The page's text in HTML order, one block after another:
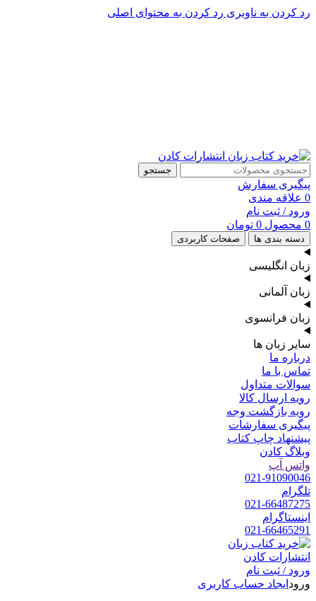
رد کردن به ناوبری رد کردن به محتوای اصلی
جستجو
پیگیری سفارش
0 علاقه مندی
ورود / ثبت نام
0 محصول 0 تومان
دسته بندی ها صفحات کاربردی
زبان انگلیسی
زبان آلمانی
زبان فرانسوی
سایر زبان ها
درباره ما
تماس با ما
سوالات متداول
رویه ارسال کالا
رویه بازگشت وجه
پیگیری سفارشات
پیشنهاد چاپ کتاب
وبلاگ کادن
واتس آپ
021-91090046
تلگرام
021-66487275
اینستاگرام
021-66465291
ورود / ثبت نام
ورود ایجاد حساب کاربری